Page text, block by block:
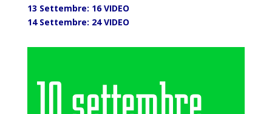
13 Settembre: 16 VIDEO
14 Settembre: 24 VIDEO